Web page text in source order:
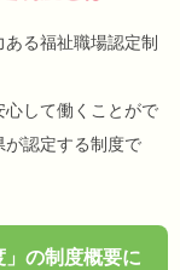
る福祉職場認定制
して働くことがで
が認定する制度で
」の制度概要に